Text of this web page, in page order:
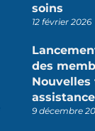
soins
12 février 2026
des
9 décembre